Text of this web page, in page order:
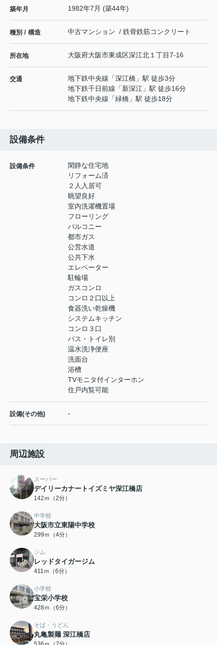
築年月 1982年7月 (築44年)
種別 / 構造 中古マンション / 鉄骨鉄筋コンクリート
所在地 大阪府大阪市東成区深江北１丁目7-16
交通 地下鉄中央線 「深江橋 」駅 徒歩3分
地下鉄千日前線 「新深江 」駅 徒歩16分
地下鉄中央線 「緑橋 」駅 徒歩18分
設備条件
設備条件
閑静な住宅地
リフォーム済
２人入居可
眺望良好
室内洗濯機置場
フローリング
バルコニー
都市ガス
公営水道
公共下水
エレベーター
駐輪場
ガスコンロ
コンロ２口以上
食器洗い乾燥機
システムキッチン
コンロ３口
バス・トイレ別
温水洗浄便座
洗面台
浴槽
TVモニタ付インターホン
住戸内覧可能
設備(その他) -
周辺施設
スーパー
デイリーカナートイズミヤ深江橋店
142ｍ（2分）
中学校
大阪市立東陽中学校
299ｍ（4分）
ジム
レッドタイガージム
411ｍ（6分）
小学校
宝栄小学校
428ｍ（6分）
そば・うどん
丸亀製麺 深江橋店